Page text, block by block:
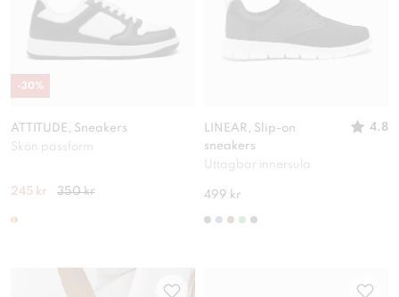
ATTITUDE, Sneakers
Skön passform
245 kr 350 kr
-30%
LINEAR, Slip-on
sneakers
4.8
Uttagbar innersula
499 kr